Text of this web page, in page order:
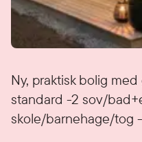
Ny, praktisk bolig
standard -2 sov/
skole/barnehage/tog
Detaljer